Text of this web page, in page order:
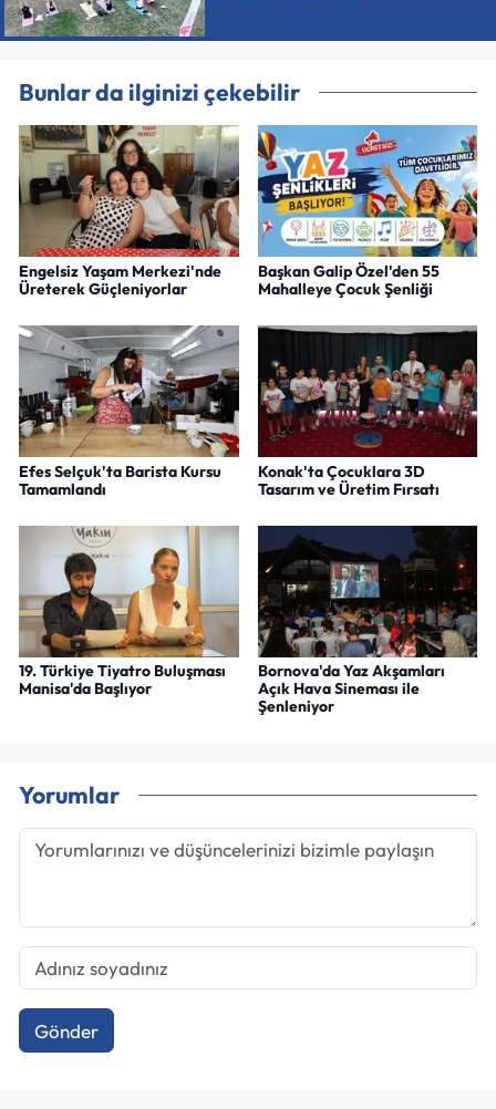
Bunlar da ilginizi çekebilir
Engelsiz Yaşam Merkezi'nde
Üreterek Güçleniyorlar
Başkan Galip Özel'den 55
Mahalleye Çocuk Şenliği
Efes Selçuk'ta Barista Kursu
Tamamlandı
Konak'ta Çocuklara 3D
Tasarım ve Üretim Fırsatı
19. Türkiye Tiyatro Buluşması
Manisa'da Başlıyor
Bornova'da Yaz Akşamları
Açık Hava Sineması ile
Şenleniyor
Yorumlar
Gönder